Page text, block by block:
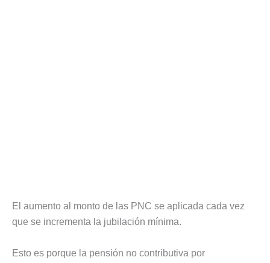
El aumento al monto de las PNC se aplicada cada vez
que se incrementa la jubilación mínima.
Esto es porque la pensión no contributiva por